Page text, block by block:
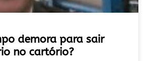
demora para sair
no cartório?